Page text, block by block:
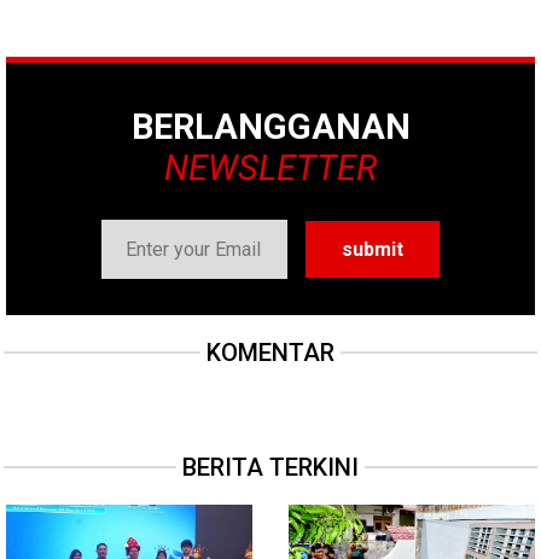
BERLANGGANAN
NEWSLETTER
KOMENTAR
BERITA TERKINI